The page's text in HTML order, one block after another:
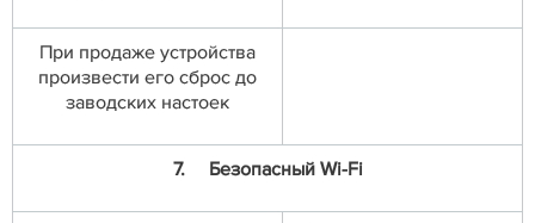
При продаже устройства
произвести его сброс до
заводских настоек
7. Безопасный Wi-Fi